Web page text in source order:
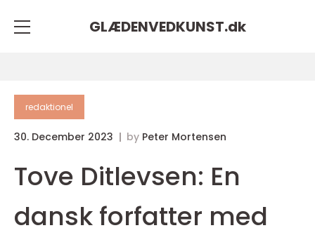
GLÆDENVEDKUNST.dk
redaktionel
30. December 2023 by Peter Mortensen
Tove Ditlevsen: En
dansk forfatter med